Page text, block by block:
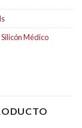
Silicón Médico